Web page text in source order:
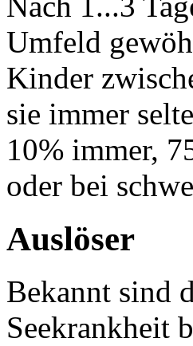
Umfeld
Kinder
sie immer
10% immer,
oder bei
Auslöser
Bekannt sind
Seekrankheit